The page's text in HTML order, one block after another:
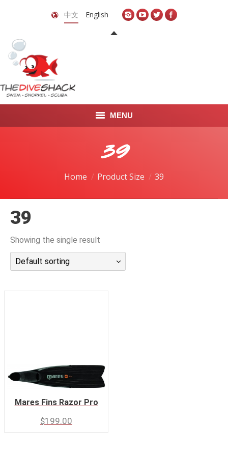
中文 English
MENU
LEARN TO FREEDIVE
潜水课程
39
Home Product Size 39
39
Showing the single result
Default sorting
Mares Fins Razor Pro
$199.00